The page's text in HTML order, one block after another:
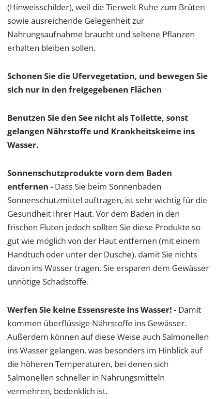
(Hinweisschilder), weil die Tierwelt Ruhe zum Brüten
sowie ausreichende Gelegenheit zur
Nahrungsaufnahme braucht und seltene Pflanzen
erhalten bleiben sollen.
Schonen Sie die Ufervegetation, und bewegen Sie
sich nur in den freigegebenen Flächen
Benutzen Sie den See nicht als Toilette, sonst
gelangen Nährstoffe und Krankheitskeime ins
Wasser.
Sonnenschutzprodukte vorn dem Baden
entfernen - Dass Sie beim Sonnenbaden
Sonnenschutzmittel auftragen, ist sehr wichtig für die
Gesundheit Ihrer Haut. Vor dem Baden in den
frischen Fluten jedoch sollten Sie diese Produkte so
gut wie möglich von der Haut entfernen (mit einem
Handtuch oder unter der Dusche), damit Sie nichts
davon ins Wasser tragen. Sie ersparen dem Gewässer
unnötige Schadstoffe.
Werfen Sie keine Essensreste ins Wasser! - Damit
kommen überflüssige Nährstoffe ins Gewässer.
Außerdem können auf diese Weise auch Salmonellen
ins Wasser gelangen, was besonders im Hinblick auf
die höheren Temperaturen, bei denen sich
Salmonellen schneller in Nahrungsmitteln
vermehren, bedenklich ist.